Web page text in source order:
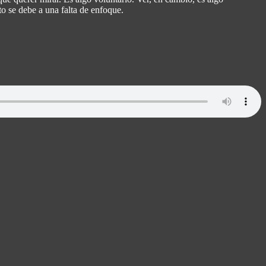
se debe a una falta de enfoque.